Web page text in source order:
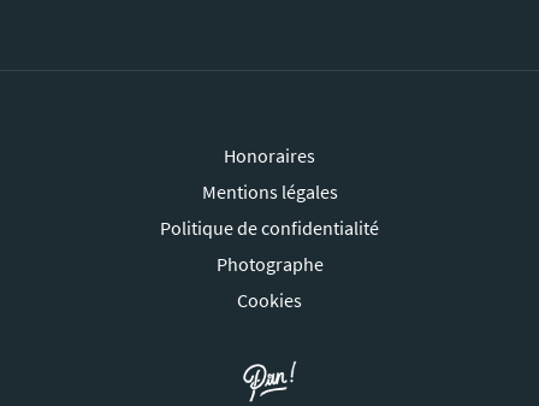
Honoraires
Mentions légales
Politique de confidentialité
Photographe
Cookies